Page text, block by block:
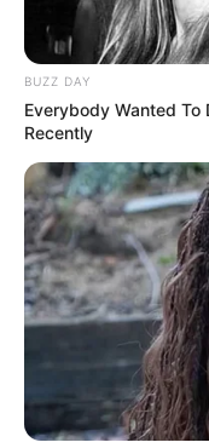
BUZZ DAY
Everybody Wanted To
Recently